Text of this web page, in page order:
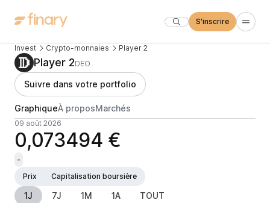
S'inscrire
Invest Crypto-monnaies Player 2
Player 2DEO
Suivre dans votre portfolio
GraphiqueÀ proposMarchés
09 août 2026
0,073494 €
-
Prix
Capitalisation boursière
1J 7J 1M 1A TOUT